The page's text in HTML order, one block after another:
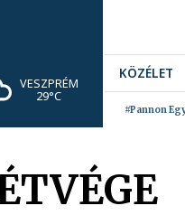
VESZPRÉM
29°C
KÖZÉLET
#Pannon